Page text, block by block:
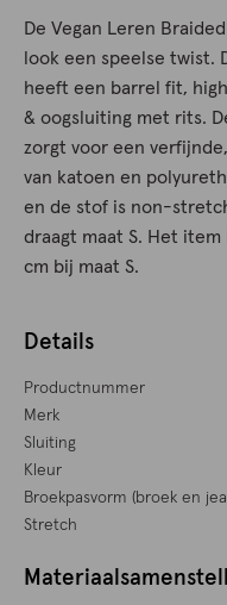
De Vegan Leren
look een speelse twist.
heeft een barrel fit,
& oogsluiting met rits.
zorgt voor een
van katoen en
en de stof is non-
draagt maat S. Het
cm bij maat S.
Details
Productnummer
Merk
Sluiting
Kleur
Broekpasvorm (broek en
Stretch